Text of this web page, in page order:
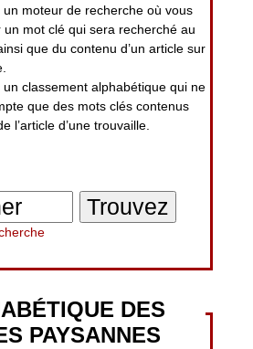
un moteur de recherche où vous
un mot clé qui sera recherché au
que du contenu d’un article sur
un classement alphabétique qui ne
que des mots clés contenus
l’article d’une trouvaille.
DES
PAYSANNES